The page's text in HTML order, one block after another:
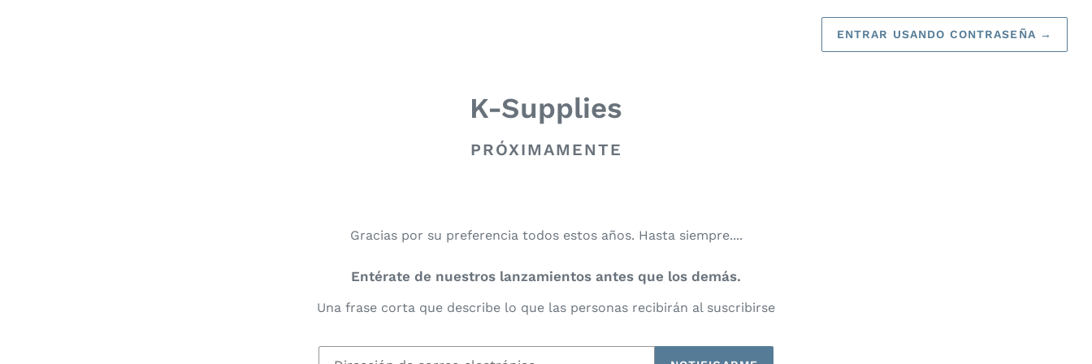
ENTRAR USANDO CONTRASEÑA →
K-Supplies
PRÓXIMAMENTE
Gracias por su preferencia todos estos años. Hasta siempre....
Entérate de nuestros lanzamientos antes que los demás.
Una frase corta que describe lo que las personas recibirán al suscribirse